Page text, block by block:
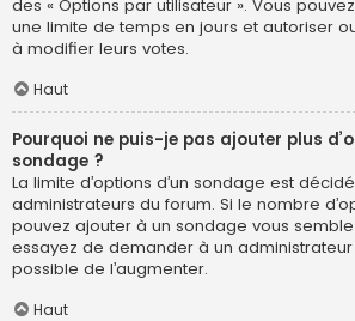
des « Options par utilisateur ». Vous
une limite de temps en jours et autoriser
à modifier leurs votes.
Haut
Pourquoi ne puis-je pas ajouter plus
sondage ?
La limite d’options d’un sondage est
administrateurs du forum. Si le nombre
pouvez ajouter à un sondage vous
essayez de demander à un administrateur
possible de l’augmenter.
Haut